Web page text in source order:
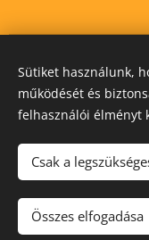
Sütiket használunk,
működését és
felhasználói élményt
Csak a
Összes elfogadása